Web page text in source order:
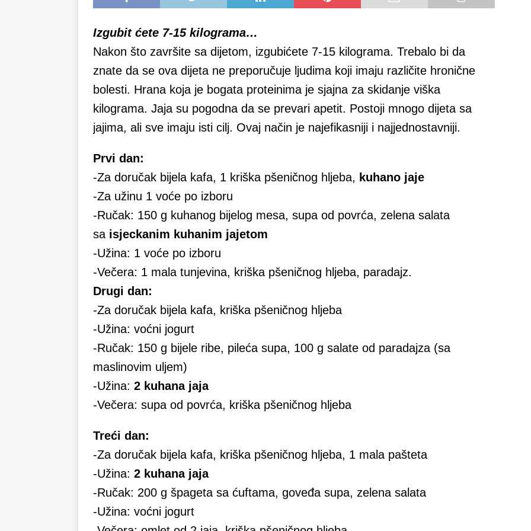
Izgubit ćete 7-15 kilograma…
Nakon što završite sa dijetom, izgubićete 7-15 kilograma. Trebalo bi da
znate da se ova dijeta ne preporučuje ljudima koji imaju različite hronične
bolesti. Hrana koja je bogata proteinima je sjajna za skidanje viška
kilograma. Jaja su pogodna da se prevari apetit. Postoji mnogo dijeta sa
jajima, ali sve imaju isti cilj. Ovaj način je najefikasniji i najjednostavniji.
Prvi dan:
-Za doručak bijela kafa, 1 kriška pšeničnog hljeba, kuhano jaje
-Za užinu 1 voće po izboru
-Ručak: 150 g kuhanog bijelog mesa, supa od povrća, zelena salata
sa isjeckanim kuhanim jajetom
-Užina: 1 voće po izboru
-Večera: 1 mala tunjevina, kriška pšeničnog hljeba, paradajz.
Drugi dan:
-Za doručak bijela kafa, kriška pšeničnog hljeba
-Užina: voćni jogurt
-Ručak: 150 g bijele ribe, pileća supa, 100 g salate od paradajza (sa
maslinovim uljem)
-Užina: 2 kuhana jaja
-Večera: supa od povrća, kriška pšeničnog hljeba
Treći dan:
-Za doručak bijela kafa, kriška pšeničnog hljeba, 1 mala pašteta
-Užina: 2 kuhana jaja
-Ručak: 200 g špageta sa ćuftama, goveđa supa, zelena salata
-Užina: voćni jogurt